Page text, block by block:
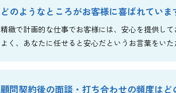
どのようなところがお客様に喜ばれていま
精緻で計画的な仕事でお客様には、安心を提供して
よく、あなたに任せると安心だというお言葉をいた
顧問契約後の面談・打ち合わせの頻度は